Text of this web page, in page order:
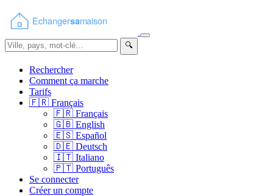
🔍
Rechercher
Comment ça marche
Tarifs
🇫🇷 Français
🇫🇷 Français
🇬🇧 English
🇪🇸 Español
🇩🇪 Deutsch
🇮🇹 Italiano
🇵🇹 Português
Se connecter
Créer un compte